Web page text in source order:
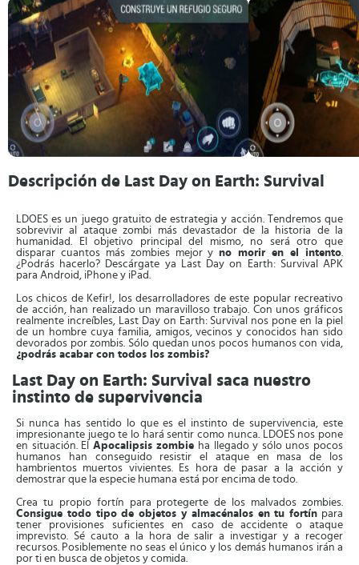
Descripción de Last Day on Earth: Survival
LDOES es un juego gratuito de estrategia y acción. Tendremos que
sobrevivir al ataque zombi más devastador de la historia de la
humanidad. El objetivo principal del mismo, no será otro que
disparar cuantos más zombies mejor yno morir en el intento.
¿Podrás hacerlo? Descárgate ya Last Day on Earth: Survival APK
para Android, iPhone y iPad.
Los chicos de Kefir!, los desarrolladores de este popular recreativo
de acción, han realizado un maravilloso trabajo. Con unos gráficos
realmente increíbles, Last Day on Earth: Survival nos pone en la piel
de un hombre cuya familia, amigos, vecinos y conocidos han sido
devorados por zombis. Sólo quedan unos pocos humanos con vida,
¿podrás acabar con todos los zombis?
Last Day on Earth: Survival saca nuestro
instinto de supervivencia
Si nunca has sentido lo que es el instinto de supervivencia, este
impresionante juego te lo hará sentir como nunca. LDOES nos pone
en situación. El Apocalipsis zombie ha llegado y sólo unos pocos
humanos han conseguido resistir el ataque en masa de los
hambrientos muertos vivientes. Es hora de pasar a la acción y
demostrar que la especie humana está por encima de todo.
Crea tu propio fortín para protegerte de los malvados zombies.
Consigue todo tipo de objetos y almacénalos en tu fortín para
tener provisiones suficientes en caso de accidente o ataque
imprevisto. Sé cauto a la hora de salir a investigar y a recoger
recursos. Posiblemente no seas el único y los demás humanos irán a
por ti en busca de objetos y comida.